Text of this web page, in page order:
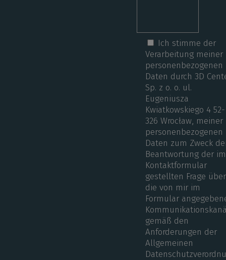
Ich stimme der
Verarbeitung meiner
personenbezogenen
Daten durch 3D
Sp. z o. o. ul.
Eugeniusza
Kwiatkowskiego 4 52-
326 Wrocław, meiner
personenbezogenen
Daten zum Zweck
Beantwortung der im
Kontaktformular
gestellten Frage über
die von mir im
Formular
gemäß den
Anforderungen der
Allgemeinen